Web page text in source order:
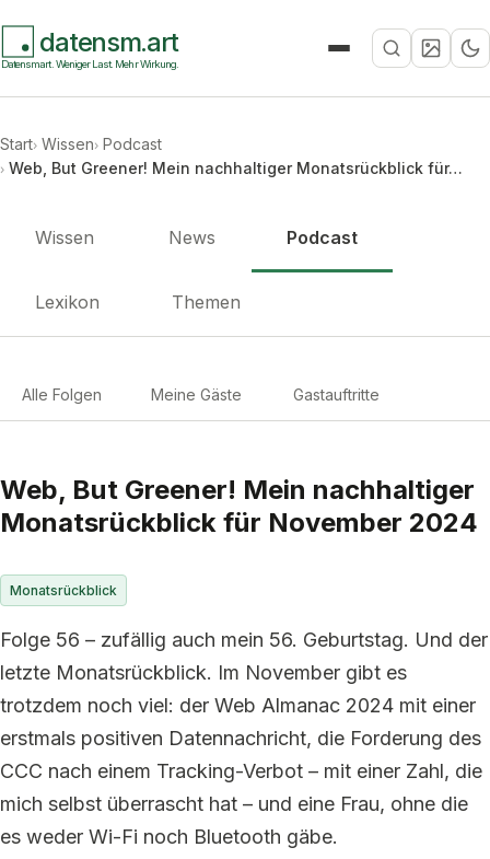
datensm.art
Datensmart. Weniger Last. Mehr Wirkung.
Suche
Start Wissen Podcast
Web, But Greener! Mein nachhaltiger Monatsrückblick für…
Wissen News Podcast
Lexikon Themen
Alle Folgen Meine Gäste Gastauftritte
Web, But Greener! Mein nachhaltiger
Monatsrückblick für November 2024
Monatsrückblick
Folge 56 – zufällig auch mein 56. Geburtstag. Und der
letzte Monatsrückblick. Im November gibt es
trotzdem noch viel: der Web Almanac 2024 mit einer
erstmals positiven Datennachricht, die Forderung des
CCC nach einem Tracking-Verbot – mit einer Zahl, die
mich selbst überrascht hat – und eine Frau, ohne die
es weder Wi-Fi noch Bluetooth gäbe.